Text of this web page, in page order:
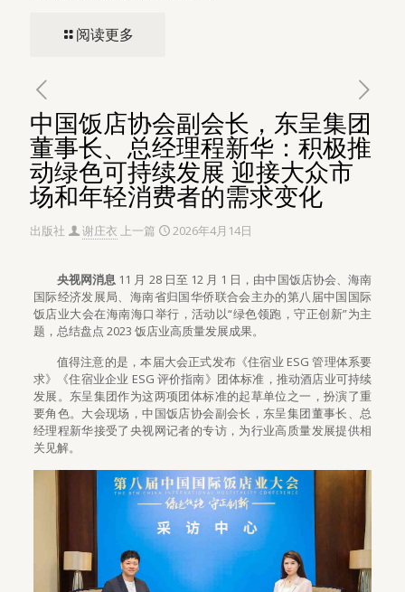
阅读更多
中国饭店协会副会长，东呈集团
董事长、总经理程新华：积极推
动绿色可持续发展 迎接大众市
场和年轻消费者的需求变化
出版社 谢庄衣 上一篇 2026年4月14日
央视网消息 11 月 28 日至 12 月 1 日，由中国饭店协会、海南
国际经济发展局、海南省归国华侨联合会主办的第八届中国国际
饭店业大会在海南海口举行，活动以“绿色领跑，守正创新”为主
题，总结盘点 2023 饭店业高质量发展成果。
值得注意的是，本届大会正式发布《住宿业 ESG 管理体系要
求》《住宿业企业 ESG 评价指南》团体标准，推动酒店业可持续
发展。东呈集团作为这两项团体标准的起草单位之一，扮演了重
要角色。大会现场，中国饭店协会副会长，东呈集团董事长、总
经理程新华接受了央视网记者的专访，为行业高质量发展提供相
关见解。